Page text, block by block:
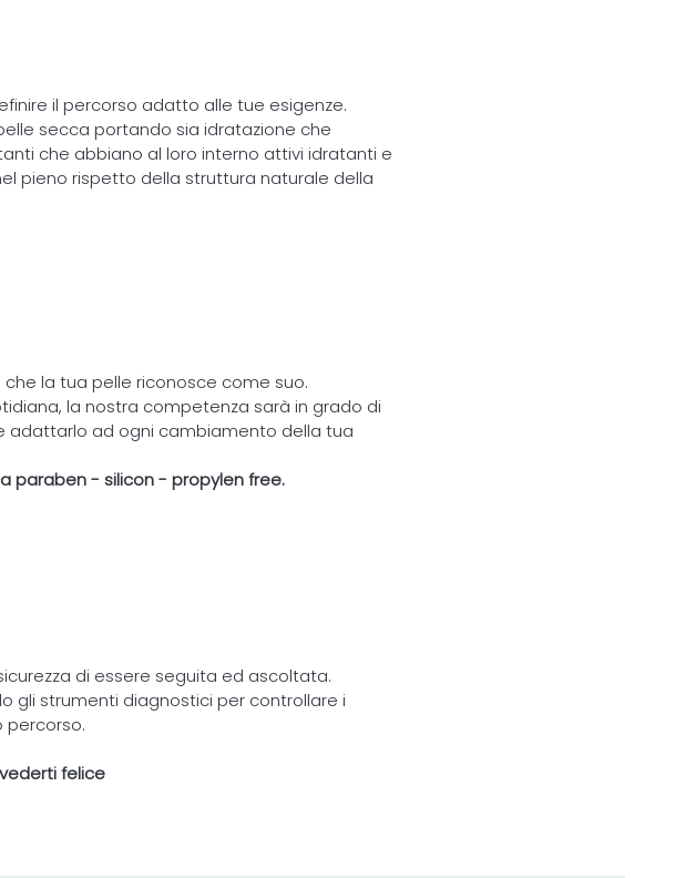
il percorso adatto alle tue esigenze.
secca portando sia idratazione che
che abbiano al loro interno attivi idratanti e
pieno rispetto della struttura naturale della
la tua pelle riconosce come suo.
la nostra competenza sarà in grado di
adattarlo ad ogni cambiamento della tua
paraben - silicon - propylen free.
di essere seguita ed ascoltata.
gli strumenti diagnostici per controllare i
percorso.
felice